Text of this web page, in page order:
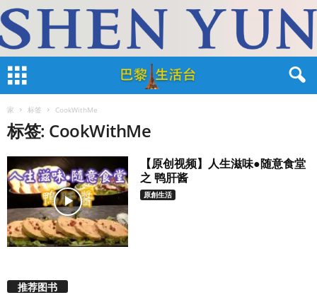
家 标签 CookWithMe
标签: CookWithMe
【原创视频】人生滋味●随意食堂
之 鸭肝酱
原創生活
推荐图书